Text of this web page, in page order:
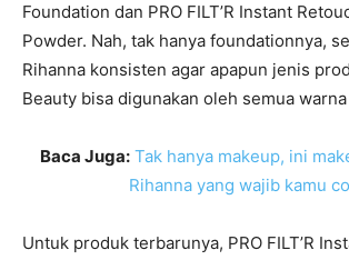
Foundation dan PRO FILT’R Instant
Powder. Nah, tak hanya foundationnya,
Rihanna konsisten agar apapun jenis
Beauty bisa digunakan oleh semua
Baca Juga: Tak hanya makeup, ini
Rihanna yang wajib kamu
Untuk produk terbarunya, PRO FILT’R